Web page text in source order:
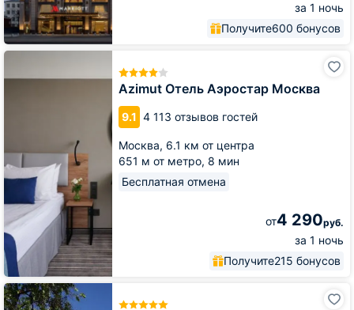
за 1 ночь
Получите600 бонусов
Azimut Отель Аэростар Москва
9.1 4 113 отзывов гостей
Москва, 6.1 км от центра
651 м от метро, 8 мин
Бесплатная отмена
от4 290руб.
за 1 ночь
Получите215 бонусов
Azimut
Отель
и